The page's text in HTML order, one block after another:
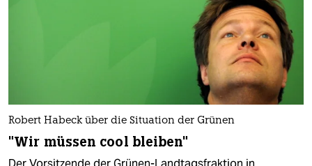
Robert Habeck über die Situation der Grünen
"Wir müssen cool bleiben"